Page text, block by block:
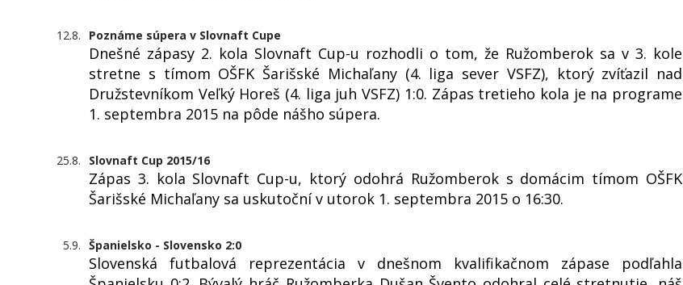
12.8. Poznáme súpera v Slovnaft Cupe
Dnešné zápasy 2. kola Slovnaft Cup-u rozhodli o tom, že Ružomberok sa v 3. kole
stretne s tímom OŠFK Šarišské Michaľany (4. liga sever VSFZ), ktorý zvíťazil nad
Družstevníkom Veľký Horeš (4. liga juh VSFZ) 1:0. Zápas tretieho kola je na programe
1. septembra 2015 na pôde nášho súpera.
25.8. Slovnaft Cup 2015/16
Zápas 3. kola Slovnaft Cup-u, ktorý odohrá Ružomberok s domácim tímom OŠFK
Šarišské Michaľany sa uskutoční v utorok 1. septembra 2015 o 16:30.
5.9. Španielsko - Slovensko 2:0
Slovenská futbalová reprezentácia v dnešnom kvalifikačnom zápase podľahla